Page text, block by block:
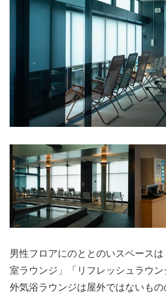
男性フロアにのととのいスペース
室ラウンジ」「リフレッシュラウン
外気浴ラウンジは屋外ではないも